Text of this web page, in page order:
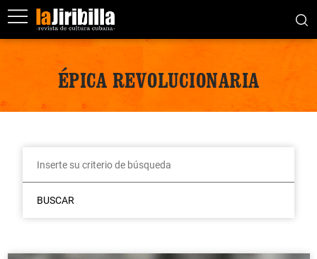
ÉPICA REVOLUCIONARIA
BUSCAR